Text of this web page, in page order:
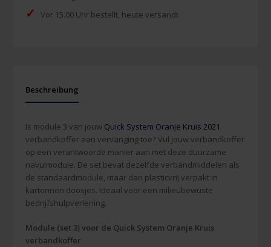
Menge
✓ Vor 15.00 Uhr bestellt, heute versandt
Beschreibung
Is module 3 van jouw Quick System Oranje Kruis 2021
verbandkoffer aan vervanging toe? Vul jouw verbandkoffer
op een verantwoorde manier aan met deze duurzame
navulmodule. De set bevat dezelfde verbandmiddelen als
de standaardmodule, maar dan plasticvrij verpakt in
kartonnen doosjes. Ideaal voor een milieubewuste
bedrijfshulpverlening.
Module (set 3) voor de Quick System Oranje Kruis
verbandkoffer